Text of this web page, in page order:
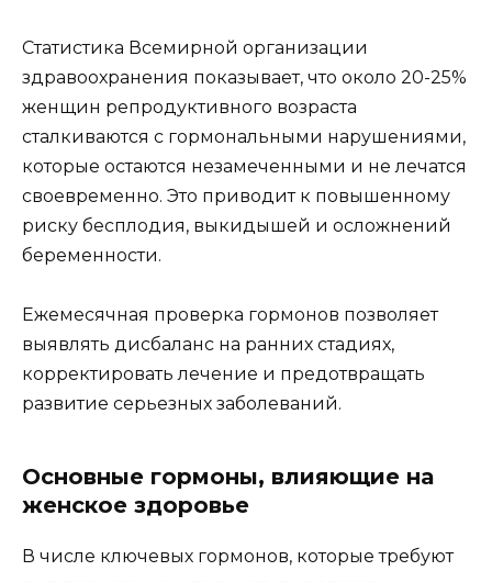
Статистика Всемирной организации
здравоохранения показывает, что около 20-25%
женщин репродуктивного возраста
сталкиваются с гормональными нарушениями,
которые остаются незамеченными и не лечатся
своевременно. Это приводит к повышенному
риску бесплодия, выкидышей и осложнений
беременности.
Ежемесячная проверка гормонов позволяет
выявлять дисбаланс на ранних стадиях,
корректировать лечение и предотвращать
развитие серьезных заболеваний.
Основные гормоны, влияющие на
женское здоровье
В числе ключевых гормонов, которые требуют